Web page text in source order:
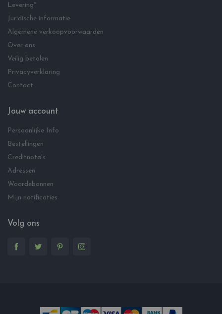
Levering*
Juridische informatie
Algemene verkoopvoorwaarden
Over ons
Veilig betalen
Privacyverklaring
Contact
Jouw account
Persoonlijke Info
Bestellingen
Creditnota's
Adressen
Waardebonnen
Mijn notificaties
Volg ons